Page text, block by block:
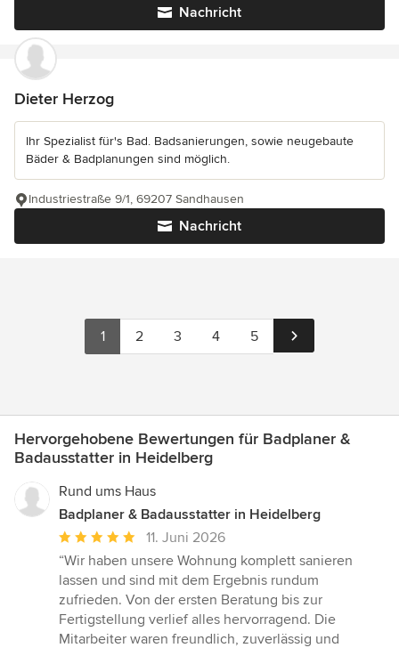
Nachricht
Dieter Herzog
Ihr Spezialist für's Bad. Badsanierungen, sowie neugebaute
Bäder & Badplanungen sind möglich.
Nachricht
Industriestraße 9/1, 69207 Sandhausen
1 2 3 4 5
Hervorgehobene Bewertungen für Badplaner &
Badausstatter in Heidelberg
Rund ums Haus
Badplaner & Badausstatter in Heidelberg
Durchschnittliche
Bewertung:
5
von
5
Sternen
11. Juni 2026
“Wir haben unsere Wohnung komplett sanieren
lassen und sind mit dem Ergebnis rundum
zufrieden. Von der ersten Beratung bis zur
Fertigstellung verlief alles hervorragend. Die
Mitarbeiter waren freundlich, zuverlässig und